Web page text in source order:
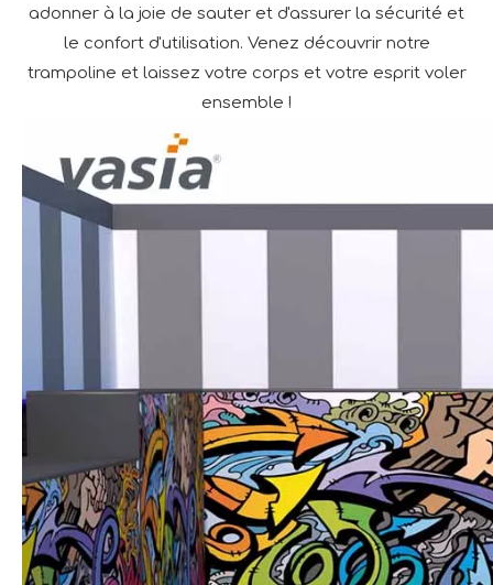
adonner à la joie de sauter et d'assurer la sécurité et
le confort d'utilisation. Venez découvrir notre
trampoline et laissez votre corps et votre esprit voler
ensemble !